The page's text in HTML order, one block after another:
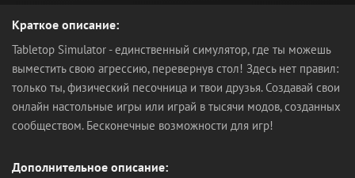
Краткое описание:
Tabletop Simulator - единственный симулятор, где ты можешь
выместить свою агрессию, перевернув стол! Здесь нет правил:
только ты, физический песочница и твои друзья. Создавай свои
онлайн настольные игры или играй в тысячи модов, созданных
сообществом. Бесконечные возможности для игр!
Дополнительное описание: